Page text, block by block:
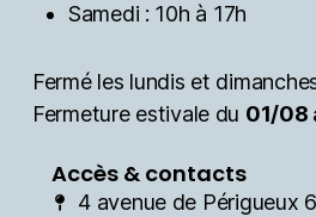
Samedi : 10h à 17h
Fermé les lundis et
Fermeture estivale du 01/08
Accès & contacts
4 avenue de Périgueux